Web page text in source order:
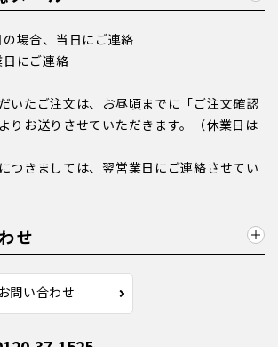
の場合、当日にご連絡
日にご連絡
いたご注文は、お昼頃までに「ご注文確認
りお送りさせていただきます。（休業日は
つきましては、翌営業日にご連絡させてい
せ
問い合わせ